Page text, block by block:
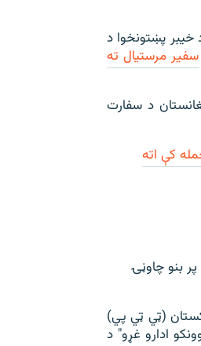
سفیر مرستیال ته
د سفارت
کې اته
بنو چاوڼۍ
(ټي ټي پي)
ادارو غړو" د